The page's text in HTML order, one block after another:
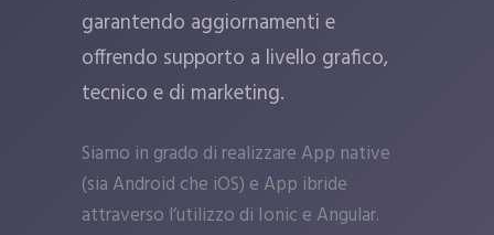
garantendo aggiornamenti e
offrendo supporto a livello grafico,
tecnico e di marketing.
Siamo in grado di realizzare App native
(sia Android che iOS) e App ibride
attraverso l’utilizzo di Ionic e Angular.